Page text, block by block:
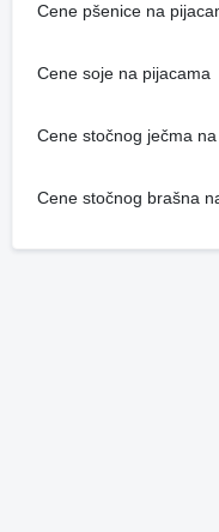
Cene pšenice na
Cene soje na pijacama
Cene stočnog ječma
Cene stočnog brašna